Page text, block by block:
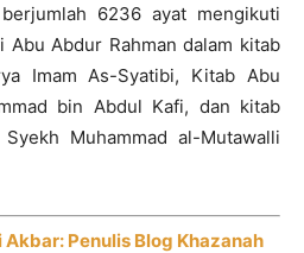
6236 ayat mengikuti
Abu Abdur Rahman dalam kitab
Imam As-Syatibi, Kitab Abu
bin Abdul Kafi, dan kitab
Syekh Muhammad al-Mutawalli
Penulis Blog Khazanah